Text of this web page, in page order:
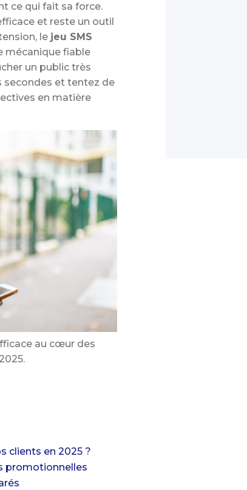
ce qui fait sa force.
et reste un outil
le jeu SMS
mécanique fiable
un public très
secondes et tentez de
en matière
au cœur des
clients en 2025 ?
promotionnelles